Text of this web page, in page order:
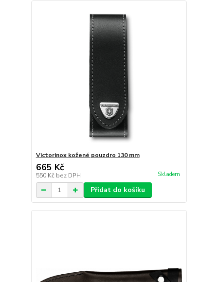
Victorinox kožené pouzdro 130 mm
665 Kč
550 Kč bez DPH Skladem
Přidat do košíku